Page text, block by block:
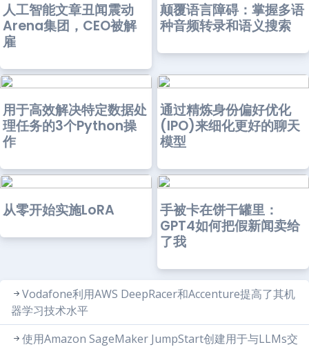
人工智能文章丑闻震动
Arena集团，CEO被解
雇
颠覆语言障碍：掌握多语
种音频转录和语义搜索
用于高效解决特定数据处
理任务的3个Python操
作
通过精炼身份偏好优化
(IPO)来细化更好的聊天
模型
从零开始实施LoRA
手被卡在饼干罐里：
GPT4如何把假新闻卖给
了我
Vodafone利用AWS DeepRacer和Accenture提高了其机
器学习技术水平
使用Amazon SageMaker JumpStart创建用于与LLMs交